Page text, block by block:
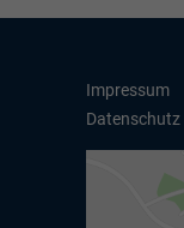
Impressum
Datenschutz